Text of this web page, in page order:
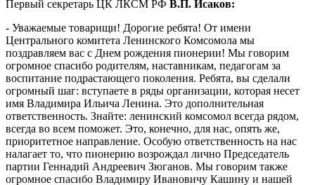
Первый секретарь ЦК ЛКСМ РФ В.П. Исаков:
- Уважаемые товарищи! Дорогие ребята! От имени
Центрального комитета Ленинского Комсомола мы
поздравляем вас с Днем рождения пионерии! Мы говорим
огромное спасибо родителям, наставникам, педагогам за
воспитание подрастающего поколения. Ребята, вы сделали
огромный шаг: вступаете в ряды организации, которая несет
имя Владимира Ильича Ленина. Это дополнительная
ответственность. Знайте: ленинский комсомол всегда рядом,
всегда во всем поможет. Это, конечно, для нас, опять же,
приоритетное направление. Особую ответственность на нас
налагает то, что пионерию возрождал лично Председатель
партии Геннадий Андреевич Зюганов. Мы говорим также
огромное спасибо Владимиру Ивановичу Кашину и нашей